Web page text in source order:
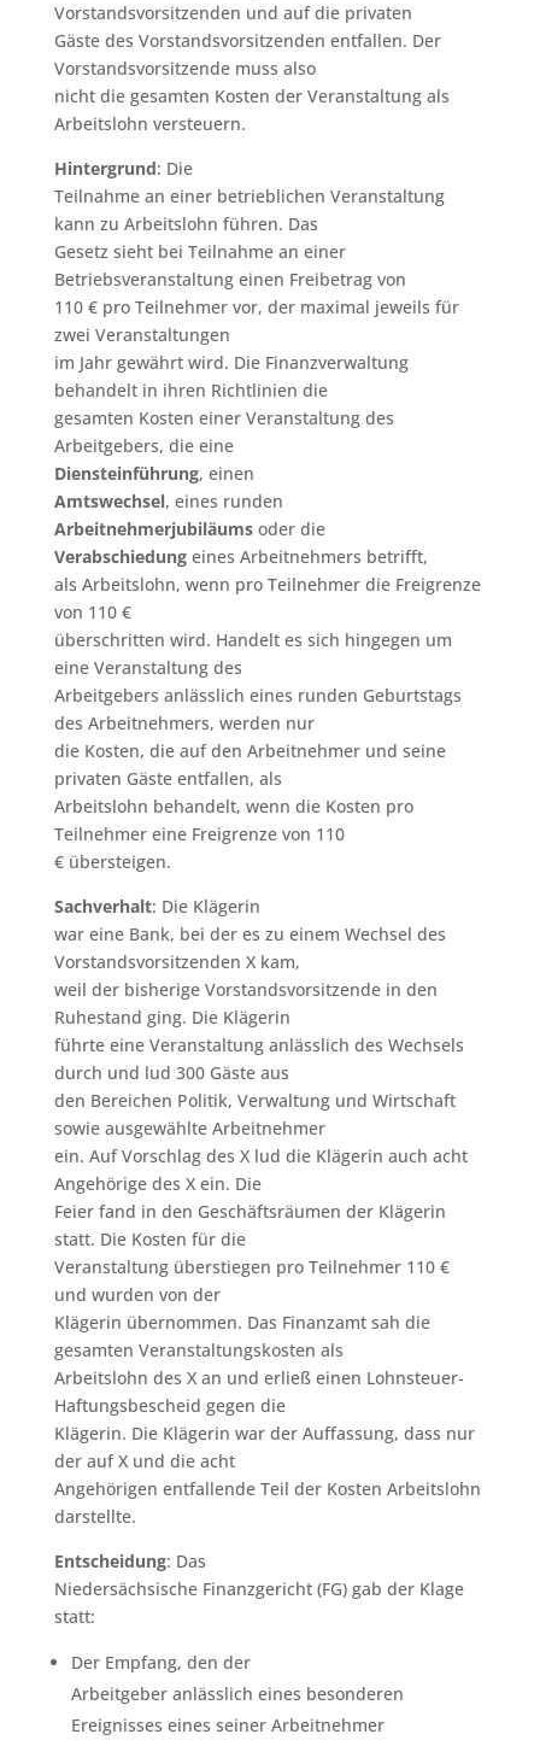
Vorstandsvorsitzenden und auf die privaten
Gäste des Vorstandsvorsitzenden entfallen. Der
Vorstandsvorsitzende muss also
nicht die gesamten Kosten der Veranstaltung als
Arbeitslohn versteuern.
Hintergrund: Die
Teilnahme an einer betrieblichen Veranstaltung
kann zu Arbeitslohn führen. Das
Gesetz sieht bei Teilnahme an einer
Betriebsveranstaltung einen Freibetrag von
110 € pro Teilnehmer vor, der maximal jeweils für
zwei Veranstaltungen
im Jahr gewährt wird. Die Finanzverwaltung
behandelt in ihren Richtlinien die
gesamten Kosten einer Veranstaltung des
Arbeitgebers, die eine
Diensteinführung, einen
Amtswechsel, eines runden
Arbeitnehmerjubiläumsoder die
Verabschiedungeines Arbeitnehmers betrifft,
als Arbeitslohn, wenn pro Teilnehmer die Freigrenze
von 110 €
überschritten wird. Handelt es sich hingegen um
eine Veranstaltung des
Arbeitgebers anlässlich eines runden Geburtstags
des Arbeitnehmers, werden nur
die Kosten, die auf den Arbeitnehmer und seine
privaten Gäste entfallen, als
Arbeitslohn behandelt, wenn die Kosten pro
Teilnehmer eine Freigrenze von 110
€ übersteigen.
Sachverhalt: Die Klägerin
war eine Bank, bei der es zu einem Wechsel des
Vorstandsvorsitzenden X kam,
weil der bisherige Vorstandsvorsitzende in den
Ruhestand ging. Die Klägerin
führte eine Veranstaltung anlässlich des Wechsels
durch und lud 300 Gäste aus
den Bereichen Politik, Verwaltung und Wirtschaft
sowie ausgewählte Arbeitnehmer
ein. Auf Vorschlag des X lud die Klägerin auch acht
Angehörige des X ein. Die
Feier fand in den Geschäftsräumen der Klägerin
statt. Die Kosten für die
Veranstaltung überstiegen pro Teilnehmer 110 €
und wurden von der
Klägerin übernommen. Das Finanzamt sah die
gesamten Veranstaltungskosten als
Arbeitslohn des X an und erließ einen Lohnsteuer-
Haftungsbescheid gegen die
Klägerin. Die Klägerin war der Auffassung, dass nur
der auf X und die acht
Angehörigen entfallende Teil der Kosten Arbeitslohn
darstellte.
Entscheidung: Das
Niedersächsische Finanzgericht (FG) gab der Klage
statt:
Der Empfang, den der
Arbeitgeber anlässlich eines besonderen
Ereignisses eines seiner Arbeitnehmer